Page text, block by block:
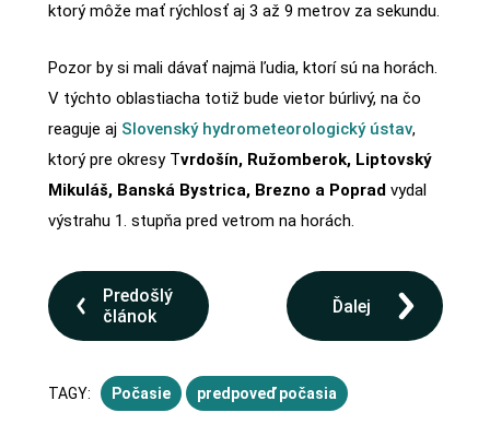
ktorý môže mať rýchlosť aj 3 až 9 metrov za sekundu.
Pozor by si mali dávať najmä ľudia, ktorí sú na horách.
V týchto oblastiacha totiž bude vietor búrlivý, na čo
reaguje aj Slovenský hydrometeorologický ústav,
ktorý pre okresy Tvrdošín, Ružomberok, Liptovský
Mikuláš, Banská Bystrica, Brezno a Popradvydal
výstrahu 1. stupňa pred vetrom na horách.
Predošlý
článok
Ďalej
TAGY: Počasie predpoveď počasia